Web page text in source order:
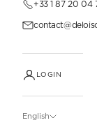
+33 1 87 20 04 77
LOGIN
English